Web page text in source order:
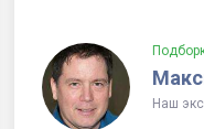
Наш